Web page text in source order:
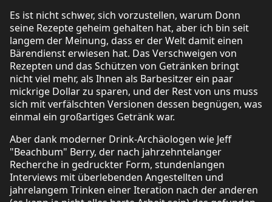
Es ist nicht schwer, sich vorzustellen, warum Donn
seine Rezepte geheim gehalten hat, aber ich bin seit
langem der Meinung, dass er der Welt damit einen
Bärendienst erwiesen hat. Das Verschweigen von
Rezepten und das Schützen von Getränken bringt
nicht viel mehr, als Ihnen als Barbesitzer ein paar
mickrige Dollar zu sparen, und der Rest von uns muss
sich mit verfälschten Versionen dessen begnügen, was
einmal ein großartiges Getränk war.
Aber dank moderner Drink-Archäologen wie Jeff
"Beachbum" Berry, der nach jahrzehntelanger
Recherche in gedruckter Form, stundenlangen
Interviews mit überlebenden Angestellten und
jahrelangem Trinken einer Iteration nach der anderen